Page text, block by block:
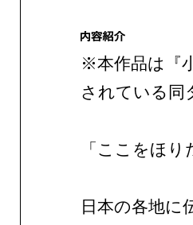
※本作品は『
されている同
「ここをほ
日本の各地に